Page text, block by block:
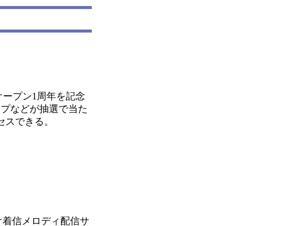
プン1周年を記念
などが抽選で当た
できる。
信メロディ配信サ